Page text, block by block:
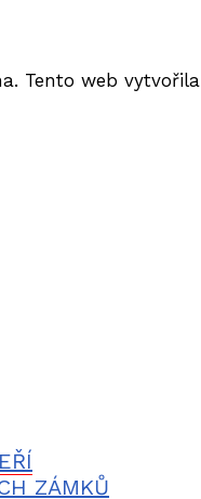
Tento web vytvořila
ZÁMKŮ